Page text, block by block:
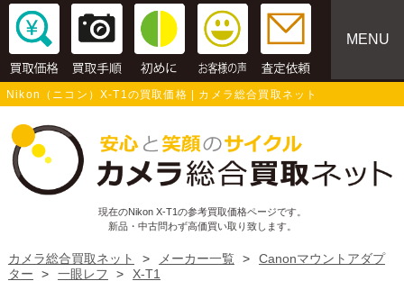
MENU
Nikon（ニコン）X-T1の買取価格 | カメラ総合買取ネット
現在のNikon X-T1の参考買取価格ページです。
新品・中古問わず高価買い取り致します。
カメラ総合買取ネット > メーカー一覧 >
Canonマウントアダプ
ター
> 一眼レフ > X-T1